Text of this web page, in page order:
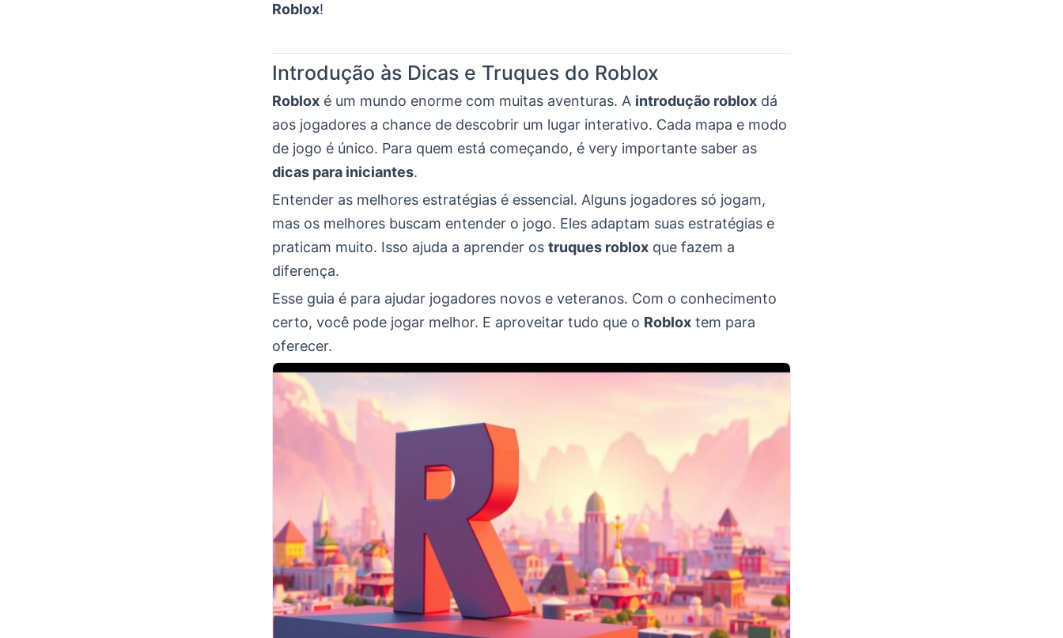
Roblox!
Introdução às Dicas e Truques do Roblox
Roblox é um mundo enorme com muitas aventuras. A introdução roblox dá
aos jogadores a chance de descobrir um lugar interativo. Cada mapa e modo
de jogo é único. Para quem está começando, é very importante saber as
dicas para iniciantes.
Entender as melhores estratégias é essencial. Alguns jogadores só jogam,
mas os melhores buscam entender o jogo. Eles adaptam suas estratégias e
praticam muito. Isso ajuda a aprender os truques roblox que fazem a
diferença.
Esse guia é para ajudar jogadores novos e veteranos. Com o conhecimento
certo, você pode jogar melhor. E aproveitar tudo que o Roblox tem para
oferecer.